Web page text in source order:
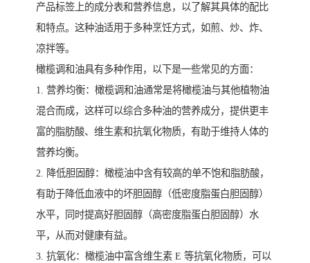
产品标签上的成分表和营养信息，以了解其具体的配比
和特点。这种油适用于多种烹饪方式，如煎、炒、炸、
凉拌等。
橄榄调和油具有多种作用，以下是一些常见的方面：
1. 营养均衡：橄榄调和油通常是将橄榄油与其他植物油
混合而成，这样可以综合多种油的营养成分，提供更丰
富的脂肪酸、维生素和抗氧化物质，有助于维持人体的
营养均衡。
2. 降低胆固醇：橄榄油中含有较高的单不饱和脂肪酸，
有助于降低血液中的坏胆固醇（低密度脂蛋白胆固醇）
水平，同时提高好胆固醇（高密度脂蛋白胆固醇）水
平，从而对健康有益。
3. 抗氧化：橄榄油中富含维生素 E 等抗氧化物质，可以